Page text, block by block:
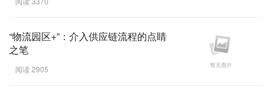
“物流园区+”：介入供应链流程的点睛
之笔
阅读 2905